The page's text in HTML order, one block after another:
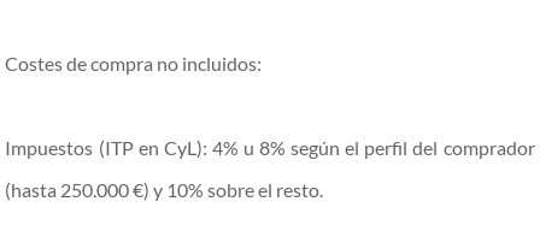
Costes de compra no incluidos:
Impuestos (ITP en CyL): 4% u 8% según el perfil del comprador
(hasta 250.000 €) y 10% sobre el resto.